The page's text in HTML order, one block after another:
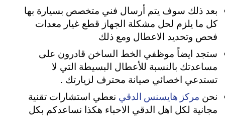
بعد ذلك سوف يتم أرسال فني متخصص بسيارة بها
كل ما يلزم لحل مشكلة الجهاز قطع غيار معدات
فحص وتحديد الاعطال ومع ذلك
ستجد ايضاً موظفي الخط الساخن قادرون على
مساعدتك بالنسبة للأعطال البسيطة التي لا
تستدعي اخصائي صيانة محترف لزيارتك .
نحن مركز هايسنس الدقي نعطي استشارات تقنية
مجانية لكل اهل الدقي الاحباء هكذا نساعدكم بكل